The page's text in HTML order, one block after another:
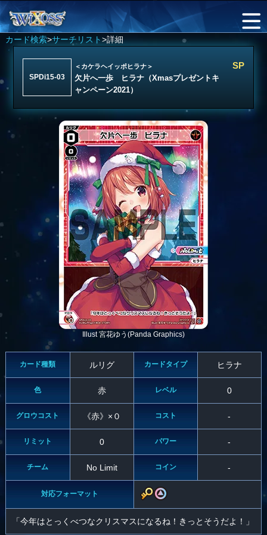
カード検索>サーチリスト>詳細
SPDi15-03
＜カケラヘイッポヒラナ＞
欠片へ一歩 ヒラナ（Xmasプレゼントキ
ャンペーン2021）
SP
Illust 宮花ゆう(Panda Graphics)
カード種類 ルリグ カードタイプ ヒラナ
色 赤 レベル 0
グロウコスト 《赤》×０ コスト -
リミット 0 パワー -
チーム No Limit コイン -
対応フォーマット
「今年はとっくべつなクリスマスになるね！きっとそうだよ！」